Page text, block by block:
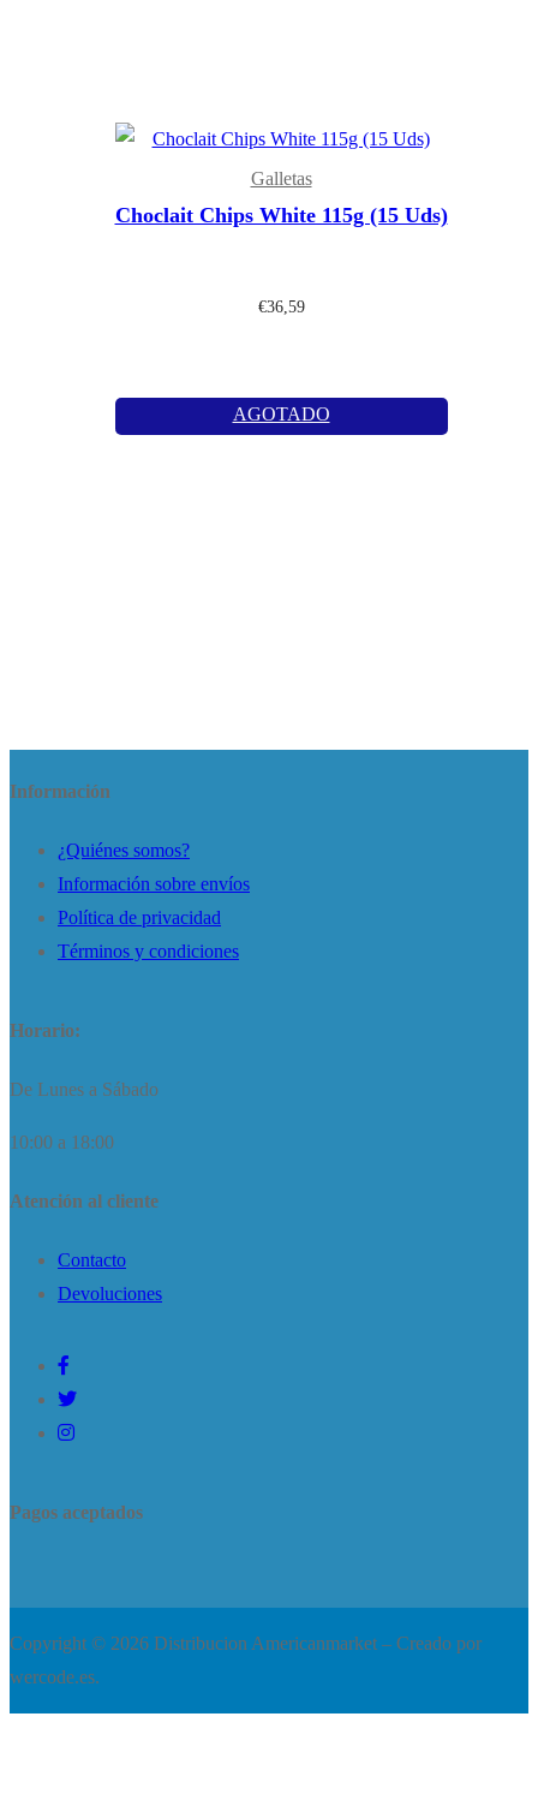
Galletas
Choclait Chips White 115g (15 Uds)
€36,59
AGOTADO
Información
¿Quiénes somos?
Información sobre envíos
Política de privacidad
Términos y condiciones
Horario:
De Lunes a Sábado
10:00 a 18:00
Atención al cliente
Contacto
Devoluciones
Pagos aceptados
Copyright © 2026 Distribucion Americanmarket – Creado por
wercode.es.